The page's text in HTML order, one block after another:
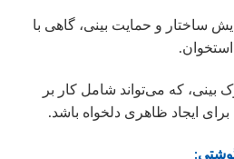
ساختار و حمایت بینی، گاهی با
استخوان.
بینی، که می‌تواند شامل کار بر
ایجاد ظاهری دلخواه باشد.